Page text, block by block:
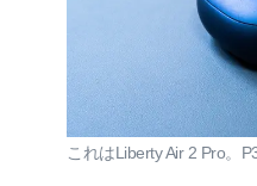
これはLiberty Air 2 Pro。